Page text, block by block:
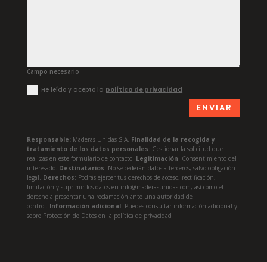
Campo necesario
He leído y acepto la política de privacidad
ENVIAR
Responsable:Maderas Unidas S.A. Finalidad de la recogida y
tratamiento de los datos personales: Gestionar la solicitud que
realizas en este formulario de contacto. Legitimación: Consentimiento del
interesado. Destinatarios: No se cederán datos a terceros, salvo obligación
legal. Derechos: Podrás ejercer tus derechos de acceso, rectificación,
limitación y suprimir los datos en info@maderasunidas.com, así como el
derecho a presentar una reclamación ante una autoridad de
control. Información adicional: Puedes consultar información adicional y
sobre Protección de Datos en la política de privacidad